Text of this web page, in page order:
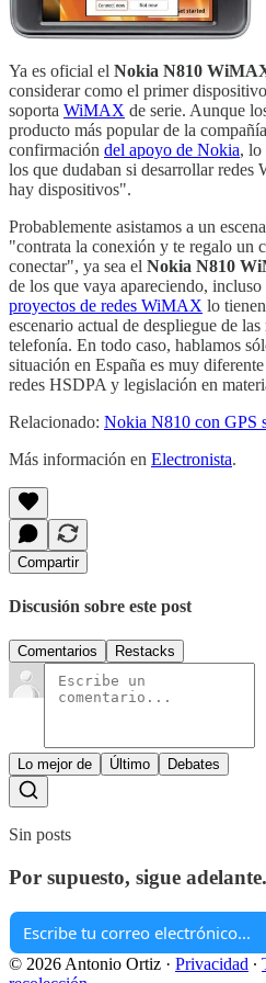
Ya es oficial el Nokia N810
considerar como el primer
soporta WiMAX de serie. Aunque
producto más popular de la
confirmación del apoyo de Nokia, lo
los que dudaban si desarrollar
hay dispositivos".
Probablemente asistamos a un
"contrata la conexión y te regalo un
conectar", ya sea el Nokia N810
de los que vaya apareciendo, incluso
proyectos de redes WiMAX lo
escenario actual de despliegue de
telefonía. En todo caso, hablamos
situación en España es muy
redes HSDPA y legislación en
Relacionado: Nokia N810 con GPS
Más información en Electronista.
Compartir
Discusión sobre este post
Comentarios Restacks
Lo mejor de Último Debates
Sin posts
Por supuesto, sigue adelante.
© 2026 Antonio Ortiz · Privacidad ∙